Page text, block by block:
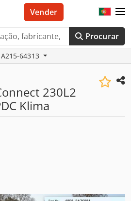
Procurar
Vender
64313
230L2
Klima